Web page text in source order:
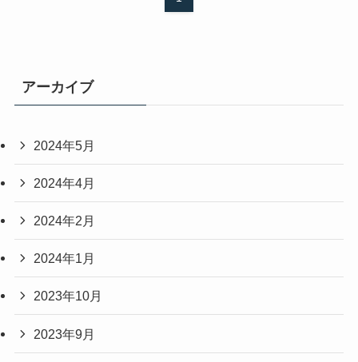
アーカイブ
2024年5月
2024年4月
2024年2月
2024年1月
2023年10月
2023年9月